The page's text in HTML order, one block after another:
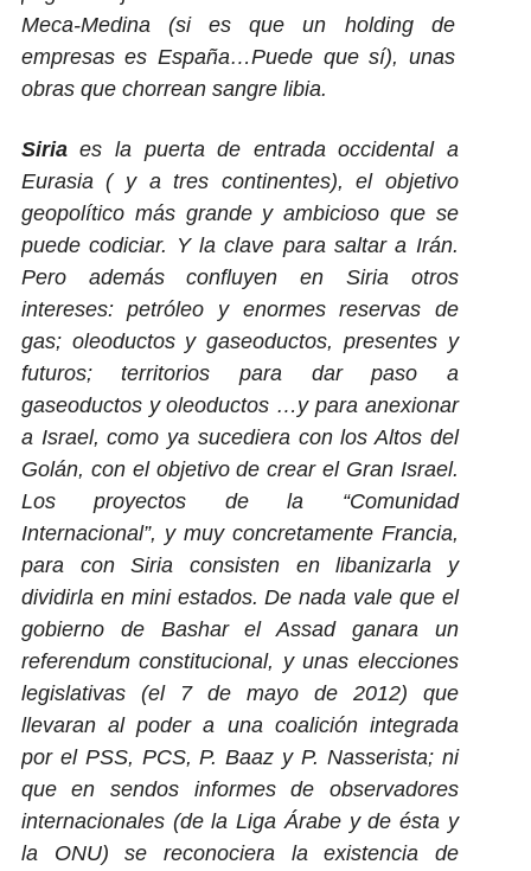
Meca-Medina (si es que un holding de
empresas es España…Puede que sí), unas
obras que chorrean sangre libia.
Siriaes la puerta de entrada occidental a
Eurasia ( y a tres continentes), el objetivo
geopolítico más grande y ambicioso que se
puede codiciar. Y la clave para saltar a Irán.
Pero además confluyen en Siria otros
intereses: petróleo y enormes reservas de
gas; oleoductos y gaseoductos, presentes y
futuros; territorios para dar paso a
gaseoductos y oleoductos …y para anexionar
a Israel, como ya sucediera con los Altos del
Golán, con el objetivo de crear el Gran Israel.
Los proyectos de la “Comunidad
Internacional”, y muy concretamente Francia,
para con Siria consisten en libanizarla y
dividirla en mini estados. De nada vale que el
gobierno de Bashar el Assad ganara un
referendum constitucional, y unas elecciones
legislativas (el 7 de mayo de 2012) que
llevaran al poder a una coalición integrada
por el PSS, PCS, P. Baaz y P. Nasserista; ni
que en sendos informes de observadores
internacionales (de la Liga Árabe y de ésta y
la ONU) se reconociera la existencia de